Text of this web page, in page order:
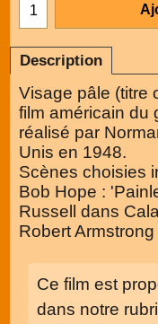
Description
Visage pâle (titre
film américain du
réalisé par
Unis en 1948.
Scènes choisies
Bob Hope :
Russell dans
Robert
Ce film est
dans notre